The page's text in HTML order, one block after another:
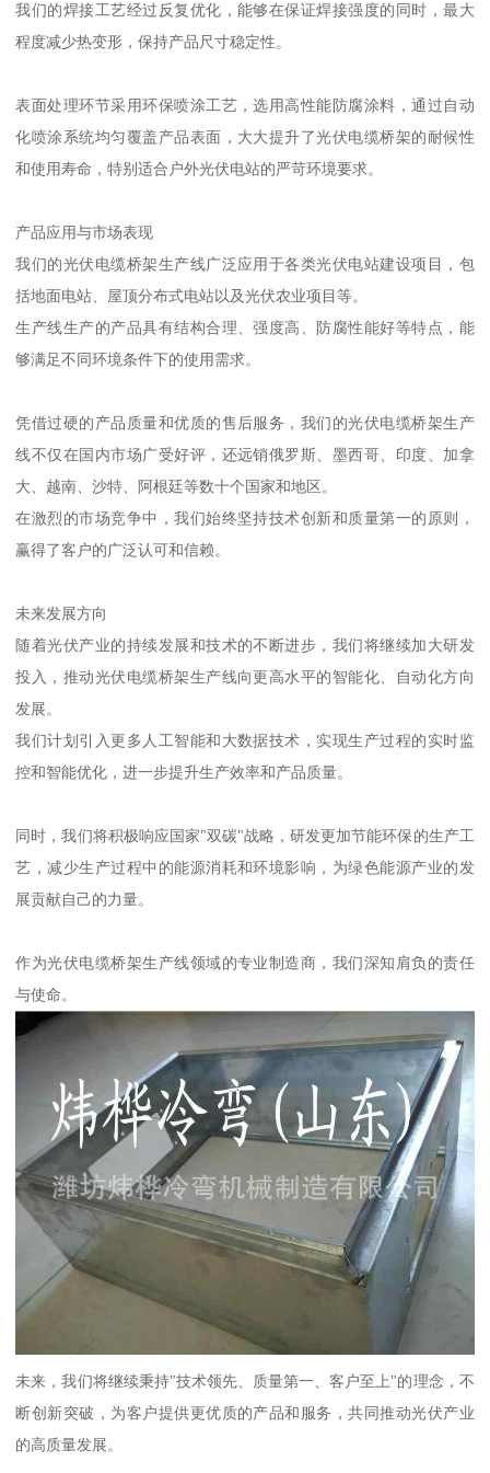
我们的焊接工艺经过反复优化，能够在保证焊接强度的同时，最大
程度减少热变形，保持产品尺寸稳定性。
表面处理环节采用环保喷涂工艺，选用高性能防腐涂料，通过自动
化喷涂系统均匀覆盖产品表面，大大提升了光伏电缆桥架的耐候性
和使用寿命，特别适合户外光伏电站的严苛环境要求。
产品应用与市场表现
我们的光伏电缆桥架生产线广泛应用于各类光伏电站建设项目，包
括地面电站、屋顶分布式电站以及光伏农业项目等。
生产线生产的产品具有结构合理、强度高、防腐性能好等特点，能
够满足不同环境条件下的使用需求。
凭借过硬的产品质量和优质的售后服务，我们的光伏电缆桥架生产
线不仅在国内市场广受好评，还远销俄罗斯、墨西哥、印度、加拿
大、越南、沙特、阿根廷等数十个国家和地区。
在激烈的市场竞争中，我们始终坚持技术创新和质量第一的原则，
赢得了客户的广泛认可和信赖。
未来发展方向
随着光伏产业的持续发展和技术的不断进步，我们将继续加大研发
投入，推动光伏电缆桥架生产线向更高水平的智能化、自动化方向
发展。
我们计划引入更多人工智能和大数据技术，实现生产过程的实时监
控和智能优化，进一步提升生产效率和产品质量。
同时，我们将积极响应国家"双碳"战略，研发更加节能环保的生产工
艺，减少生产过程中的能源消耗和环境影响，为绿色能源产业的发
展贡献自己的力量。
作为光伏电缆桥架生产线领域的专业制造商，我们深知肩负的责任
与使命。
未来，我们将继续秉持"技术领先、质量第一、客户至上"的理念，不
断创新突破，为客户提供更优质的产品和服务，共同推动光伏产业
的高质量发展。